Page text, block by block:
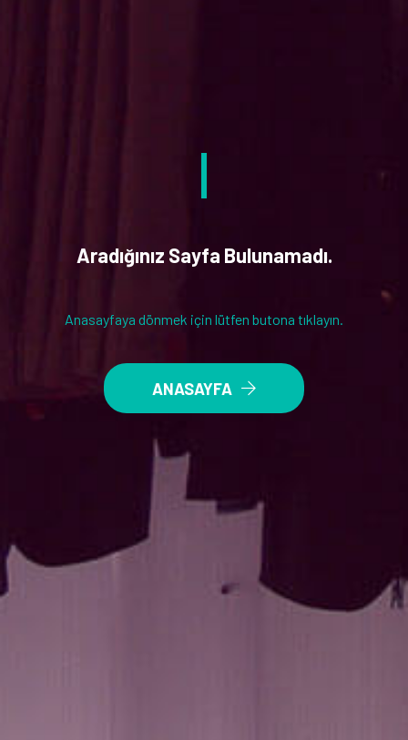
Aradığınız Sayfa Bulunamadı.
Anasayfaya dönmek için lütfen butona tıklayın.
ANASAYFA